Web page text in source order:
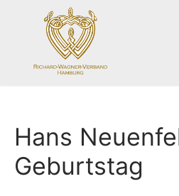
springen
Hans
Geburtstag